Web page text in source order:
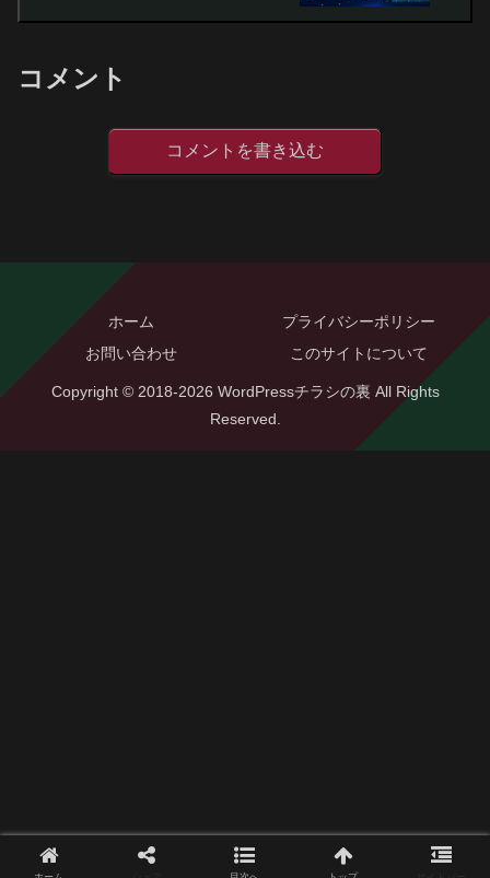
コメント
コメントを書き込む
ホーム
プライバシーポリシー
お問い合わせ
このサイトについて
Copyright © 2018-2026 WordPressチラシの裏 All Rights
Reserved.